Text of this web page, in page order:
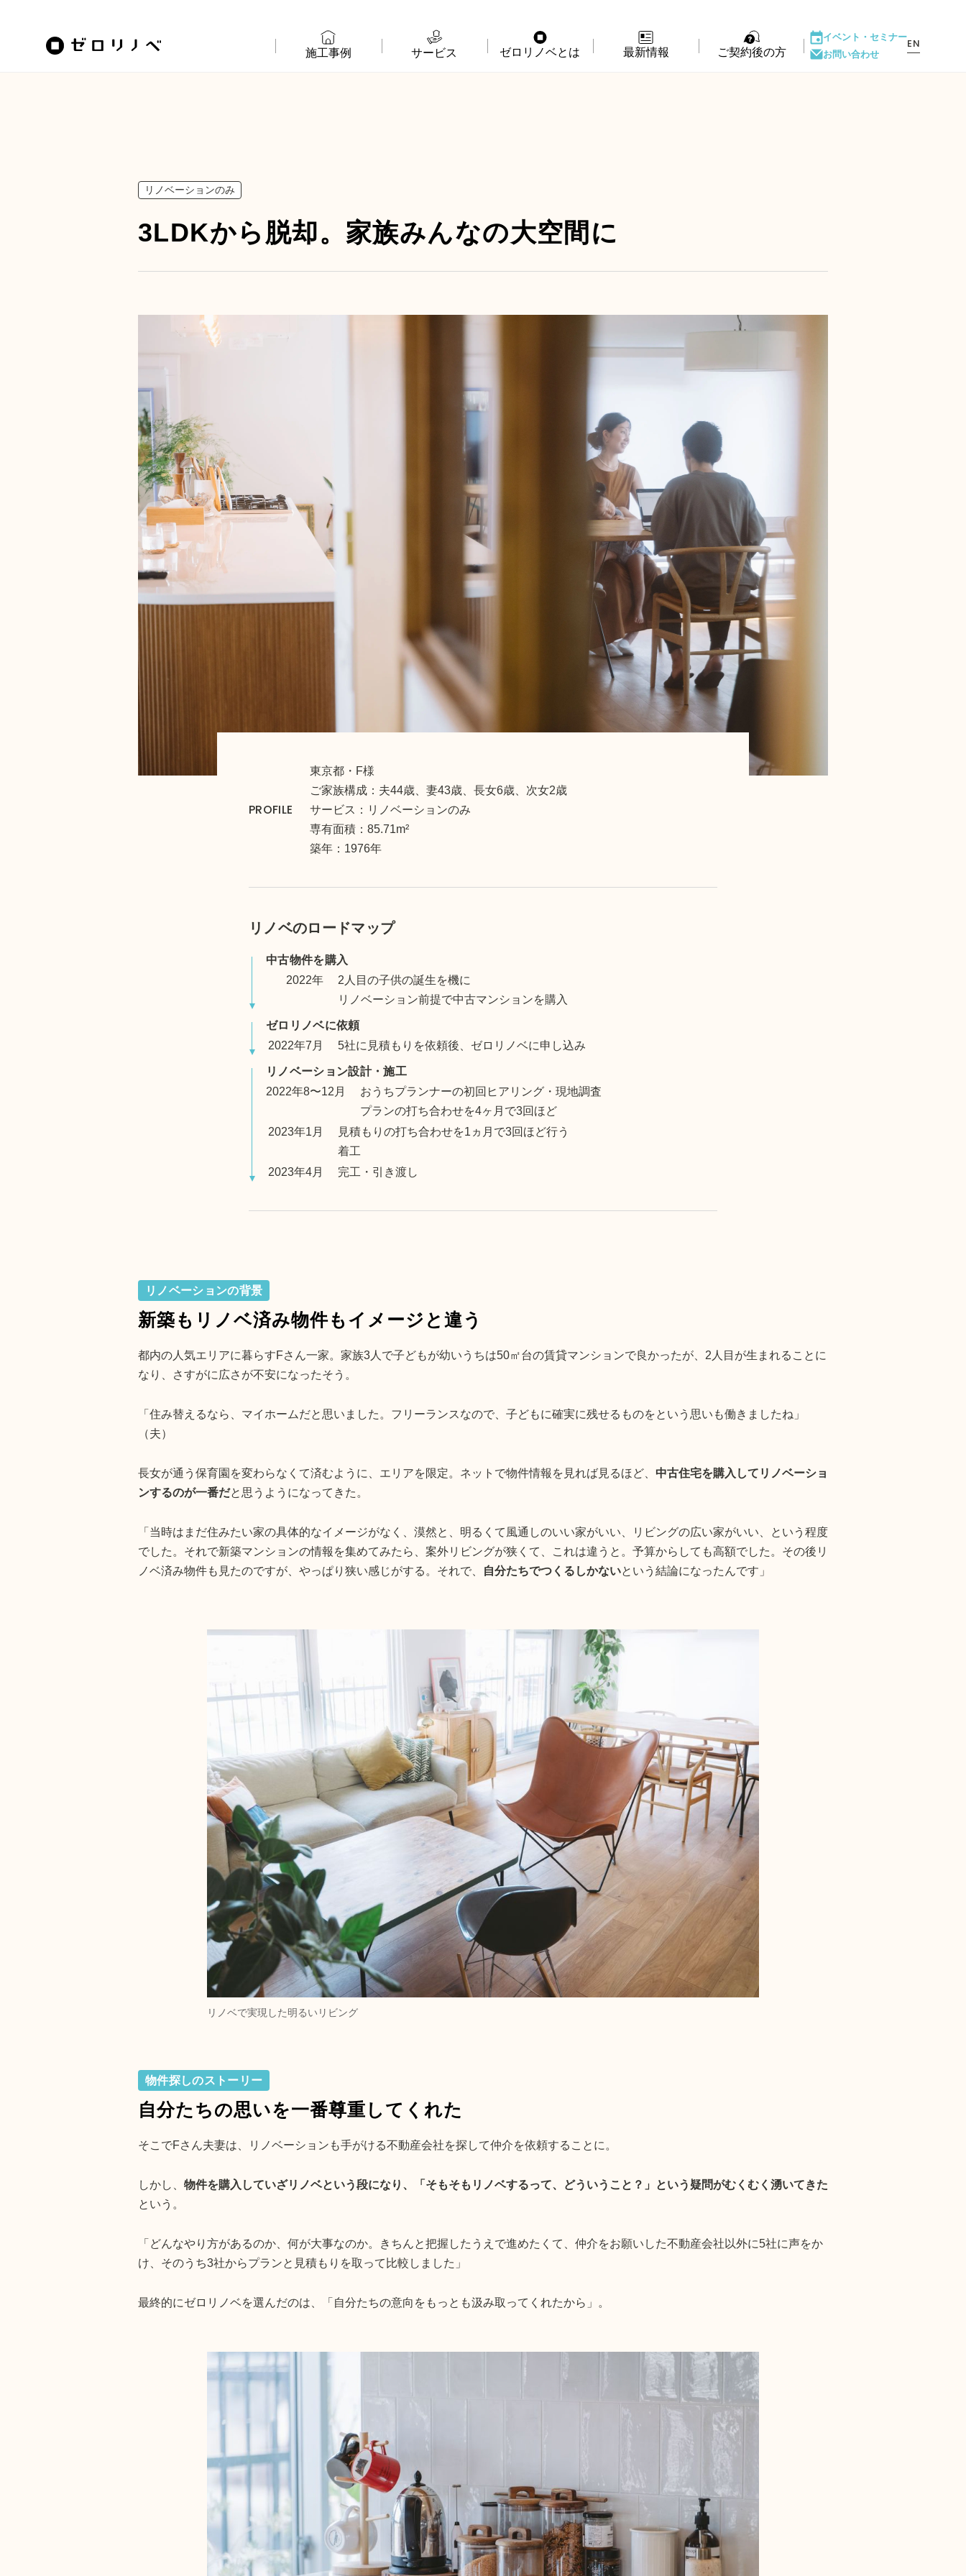
施工事例 サービス ゼロリノベとは
メディア掲載
最新情報 ご契約後の方
イベント・ セミナー
お問い合わせ
EN
リノベーションのみ
3LDKから脱却。家族みんなの大空間に
PROFILE
東京都 ・ F様
ご家族構成： 夫44歳、妻43歳、長女6歳、次女2歳
サービス： リノベーションのみ
専有面積：85.71m²
築年： 1976年
リノベのロードマップ
中古物件を購入
2022年
2人目の子供の誕生を機に
リノベーション前提で中古マンションを購入
ゼロリノベに依頼
2022年7月
5社に見積もりを依頼後、ゼロリノベに申し込み
リノベーション設計・施工
2022年8〜12月
おうちプランナーの初回ヒアリング・現地調査
プランの打ち合わせを4ヶ月で3回ほど
2023年1月
見積もりの打ち合わせを1ヵ月で3回ほど行う
着工
2023年4月
完工・引き渡し
リノベーションの背景
新築もリノベ済み物件もイメージと違う
都内の人気エリアに暮らすFさん一家。家族3人で子どもが幼いうちは50㎡台の賃貸マンションで良かったが、2人目が生まれることに
なり、さすがに広さが不安になったそう。
「住み替えるなら、マイホームだと思いました。フリーランスなので、子どもに確実に残せるものをという思いも働きましたね」
（夫）
長女が通う保育園を変わらなくて済むように、エリアを限定。ネットで物件情報を見れば見るほど、 中古住宅を購入してリノベーショ
ンするのが一番だと思うようになってきた。
「当時はまだ住みたい家の具体的なイメージがなく、漠然と、明るくて風通しのいい家がいい、リビングの広い家がいい、という程度
でした。それで新築マンションの情報を集めてみたら、案外リビングが狭くて、これは違うと。予算からしても高額でした。その後リ
ノベ済み物件も見たのですが、やっぱり狭い感じがする。それで、
自分たちでつくるしかないという結論になったんです」
リノベで実現した明るいリビング
物件探しのストーリー
自分たちの思いを一番尊重してくれた
そこでFさん夫妻は、リノベーションも手がける不動産会社を探して仲介を依頼することに。
しかし、 物件を購入していざリノベという段になり、「そもそもリノベするって、どういうこと？」という疑問がむくむく湧いてきた
という。
「どんなやり方があるのか、何が大事なのか。きちんと把握したうえで進めたくて、仲介をお願いした不動産会社以外に5社に声をか
け、そのうち3社からプランと見積もりを取って比較しました」
最終的にゼロリノベを選んだのは、「自分たちの意向をもっとも汲み取ってくれたから」。